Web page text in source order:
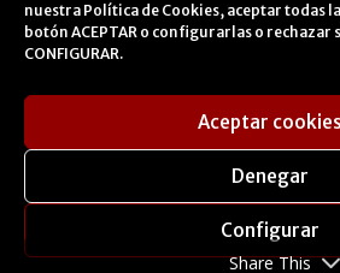
nuestra Política de Cookies, aceptar todas
botón ACEPTAR o configurarlas o rechazar
CONFIGURAR.
Aceptar cookies
Denegar
Configurar
Cookies Policy
Transparency Portal
Contact
Credits
Share This